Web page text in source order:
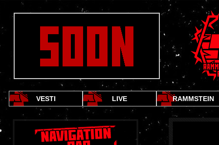
VESTI LIVE RAMMSTEIN